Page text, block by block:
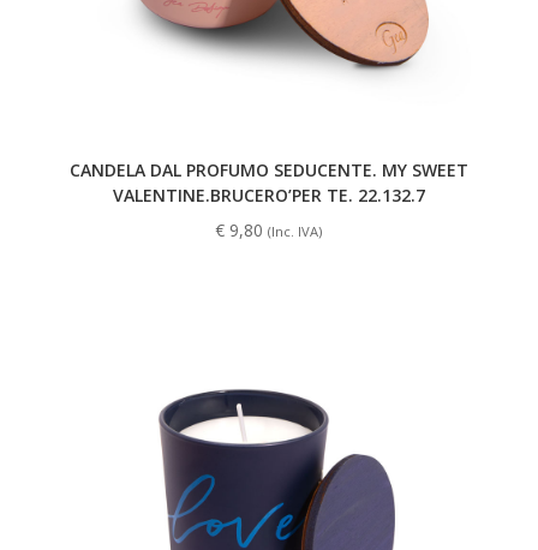
CANDELA DAL PROFUMO SEDUCENTE. MY SWEET
VALENTINE.BRUCERO’PER TE. 22.132.7
€ 9,80 (Inc. IVA)